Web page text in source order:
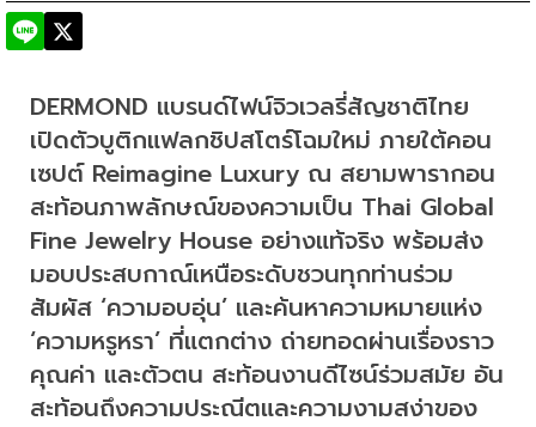
DERMOND แบรนด์ไฟน์จิวเวลรี่สัญชาติไทย
เปิดตัวบูติกแฟลกชิปสโตร์โฉมใหม่ ภายใต้คอน
เซปต์ Reimagine Luxury ณ สยามพารากอน
สะท้อนภาพลักษณ์ของความเป็น Thai Global
Fine Jewelry House อย่างแท้จริง พร้อมส่ง
มอบประสบกาณ์เหนือระดับชวนทุกท่านร่วม
สัมผัส ‘ความอบอุ่น’ และค้นหาความหมายแห่ง
‘ความหรูหรา’ ที่แตกต่าง ถ่ายทอดผ่านเรื่องราว
คุณค่า และตัวตน สะท้อนงานดีไซน์ร่วมสมัย อัน
สะท้อนถึงความประณีตและความงามสง่าของ